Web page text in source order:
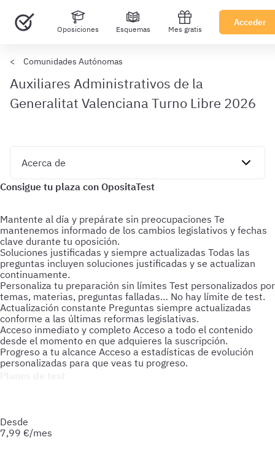
Oposiciones Esquemas Mes gratis
Acceder
Comunidades Autónomas
Auxiliares Administrativos de la
Generalitat Valenciana Turno Libre 2026
Mantente al día y prepárate sin preocupaciones Te
mantenemos informado de los cambios legislativos y fechas
clave durante tu oposición.
Soluciones justificadas y siempre actualizadas Todas las
preguntas incluyen soluciones justificadas y se actualizan
continuamente.
Personaliza tu preparación sin límites Test personalizados por
temas, materias, preguntas falladas… No hay límite de test.
Actualización constante Preguntas siempre actualizadas
conforme a las últimas reformas legislativas.
Acceso inmediato y completo Acceso a todo el contenido
desde el momento en que adquieres la suscripción.
Progreso a tu alcance Acceso a estadísticas de evolución
personalizadas para que veas tu progreso.
Desde
7,99 €/mes